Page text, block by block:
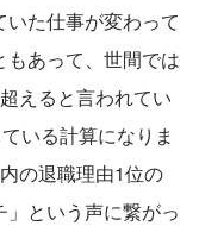
た仕事が変わって
もあって、世間では
えると言われてい
いる計算になりま
の退職理由1位の
」という声に繋がっ